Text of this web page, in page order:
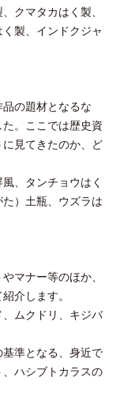
クマタカはく製、
製、インドクジャ
の題材となるな
。ここでは歴史資
見てきたのか、ど
、タンチョウはく
）土瓶、ウズラは
マナー等のほか、
介します。
ムクドリ、キジバ
準となる、身近で
ハシブトカラスの